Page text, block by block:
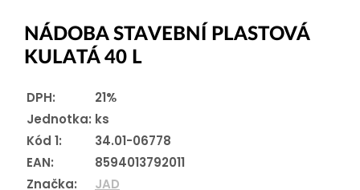
NÁDOBA STAVEBNÍ PLASTOVÁ
KULATÁ 40 L
DPH:
21%
Jednotka: ks
Kód 1:
34.01-06778
EAN:
8594013792011
Značka:
JAD